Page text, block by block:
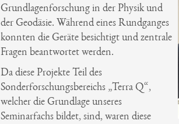
Grundlagenforschung in der Physik und
der Geodäsie. Während eines Rundganges
konnten die Geräte besichtigt und zentrale
Fragen beantwortet werden.
Da diese Projekte Teil des
Sonderforschungsbereichs „Terra Q“,
welcher die Grundlage unseres
Seminarfachs bildet, sind, waren diese